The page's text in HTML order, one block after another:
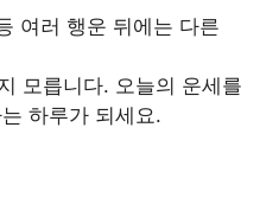
여러 행운 뒤에는 다른
모릅니다. 오늘의 운세를
하루가 되세요.